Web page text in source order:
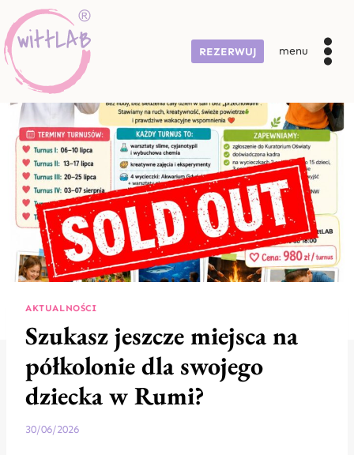
Przejdź
do
treści
REZERWUJ menu
AKTUALNOŚCI
Szukasz jeszcze miejsca na
półkolonie dla swojego
dziecka w Rumi?
30/06/2026